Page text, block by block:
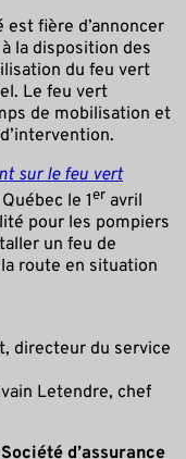
est fière d’annoncer
la disposition des
du feu vert
Le feu vert
de mobilisation et
sur le feu vert
le 1er avril
pour les pompiers
un feu de
route en situation
directeur du service
Letendre, chef
d’assurance